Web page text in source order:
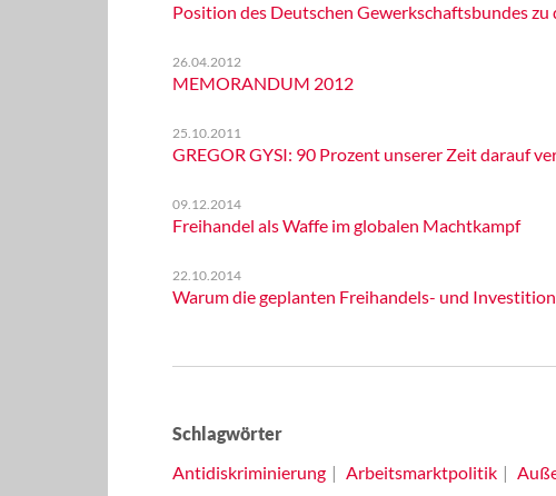
Position des Deutschen Gewerkschaftsbundes
26.04.2012
MEMORANDUM 2012
25.10.2011
GREGOR GYSI: 90 Prozent unserer Zeit darauf
09.12.2014
Freihandel als Waffe im globalen Machtkampf
22.10.2014
Warum die geplanten Freihandels- und
Schlagwörter
Antidiskriminierung
Arbeitsmarktpolitik